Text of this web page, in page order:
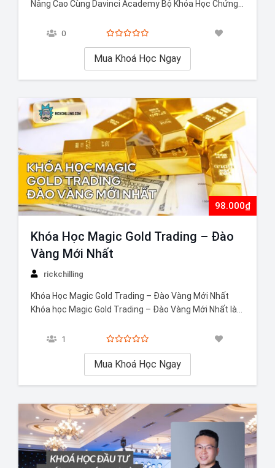
Nâng Cao Cùng Davinci Academy Bộ Khóa Học Chứng
Davinci Academy sẽ giúp bạn nắm vững kiến thức từ
0
Mua Khoá Học Ngay
98.000₫
Khóa Học Magic Gold Trading – Đào
Vàng Mới Nhất
rickchilling
Khóa Học Magic Gold Trading – Đào Vàng Mới Nhất
Khóa học Magic Gold Trading – Đào Vàng Mới Nhất là
thực chiến, nơi bạn sẽ được hướng dẫn hàng ngày bởi
1
Mua Khoá Học Ngay